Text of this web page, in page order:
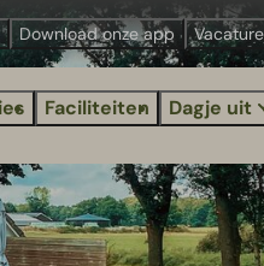
Download onze app
Faciliteiten Dagje uit